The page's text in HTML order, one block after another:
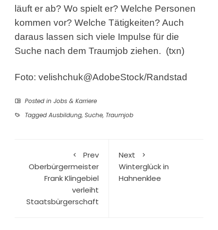
läuft er ab? Wo spielt er? Welche Personen
kommen vor? Welche Tätigkeiten? Auch
daraus lassen sich viele Impulse für die
Suche nach dem Traumjob ziehen. (txn)
Foto: velishchuk@AdobeStock/Randstad
Posted in Jobs & Karriere
Tagged Ausbildung, Suche, Traumjob
Prev
Oberbürgermeister
Frank Klingebiel
verleiht
Staatsbürgerschaft
Next
Winterglück in
Hahnenklee